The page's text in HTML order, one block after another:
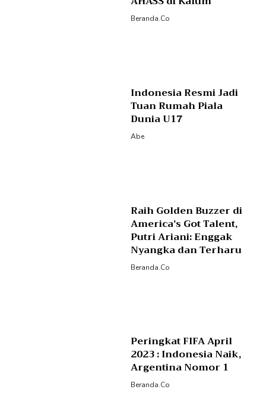
Beranda.co
Indonesia Resmi Jadi
Tuan Rumah Piala
Dunia U17
Abe
Raih Golden Buzzer di
America’s Got Talent,
Putri Ariani: Enggak
Nyangka dan Terharu
Beranda.co
Peringkat FIFA April
2023 : Indonesia Naik,
Argentina Nomor 1
Beranda.co